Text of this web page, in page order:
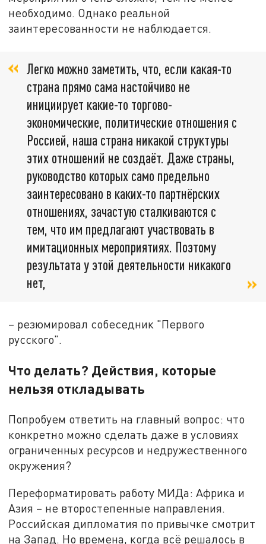
необходимо. Однако реальной
заинтересованности не наблюдается.
Легко можно заметить, что, если какая-то
страна прямо сама настойчиво не
инициирует какие-то торгово-
экономические, политические отношения с
Россией, наша страна никакой структуры
этих отношений не создаёт. Даже страны,
руководство которых само предельно
заинтересовано в каких-то партнёрских
отношениях, зачастую сталкиваются с
тем, что им предлагают участвовать в
имитационных мероприятиях. Поэтому
результата у этой деятельности никакого
нет,
– резюмировал собеседник "Первого
русского".
Что делать? Действия, которые
нельзя откладывать
Попробуем ответить на главный вопрос: что
конкретно можно сделать даже в условиях
ограниченных ресурсов и недружественного
окружения?
Переформатировать работу МИДа: Африка и
Азия – не второстепенные направления.
Российская дипломатия по привычке смотрит
на Запад. Но времена, когда всё решалось в